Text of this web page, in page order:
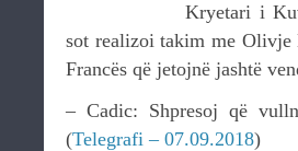
Kryetari i
sot realizoi takim me Olivje
Francës që jetojnë jashtë
– Cadic: Shpresoj që
(Telegrafi – 07.09.2018)